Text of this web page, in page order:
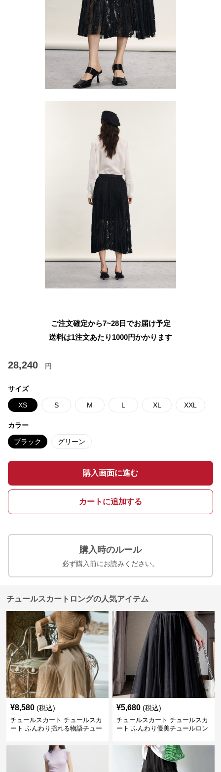
ご注文確定から7~28日でお届け予定
送料は1注文あたり 1000円かかります
28,240 円
サイズ
XS S M L XL XXL
カラー
ブラック グリーン
購入画面に進む
カートに追加する
購入時のルール
必ず購入前にお読みください。
チュールスカートロングの人気アイテム
¥8,580 (税込)
チュールスカート チュールスカ
ート ふんわり揺れる物語チュー
¥5,680 (税込)
チュールスカート チュールスカ
ート ふんわり優美チュールロン